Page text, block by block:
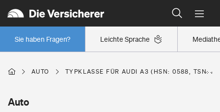
Leichte Sprache
Sie haben Fragen?
Wer versichert was: Jetzt Versicherer finden
Regionalklassen: So ist Ihre Region eingestuft
Wer versichert was: Jetzt Versicherer finden
AUTO TYPKLASSE FÜR AUDI A3 (HSN: 0588, TSN:
Auto